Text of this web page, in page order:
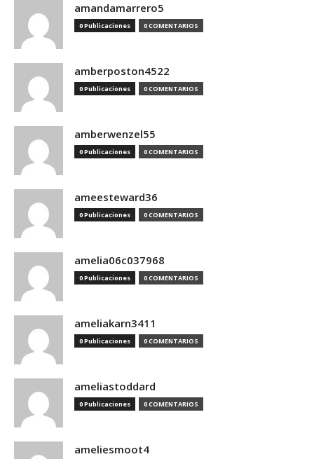
amandamarrero5
0 Publicaciones 0 COMENTARIOS
amberposton4522
0 Publicaciones 0 COMENTARIOS
amberwenzel55
0 Publicaciones 0 COMENTARIOS
ameesteward36
0 Publicaciones 0 COMENTARIOS
amelia06c037968
0 Publicaciones 0 COMENTARIOS
ameliakarn3411
0 Publicaciones 0 COMENTARIOS
ameliastoddard
0 Publicaciones 0 COMENTARIOS
ameliesmoot4